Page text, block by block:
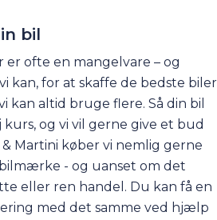
på lager her på siden, og kom
bil
ofte en mangelvare – og
kan, for at skaffe de bedste biler
kan altid bruge flere. Så din bil
og vi vil gerne give et bud
Martini køber vi nemlig gerne
- og uanset om det
eller ren handel. Du kan få en
med det samme ved hjælp